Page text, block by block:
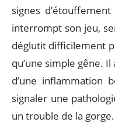
signes
interrompt son jeu,
déglutit difficilement
qu’une simple gêne.
d’une inflammation
signaler une
un trouble de la gorge.